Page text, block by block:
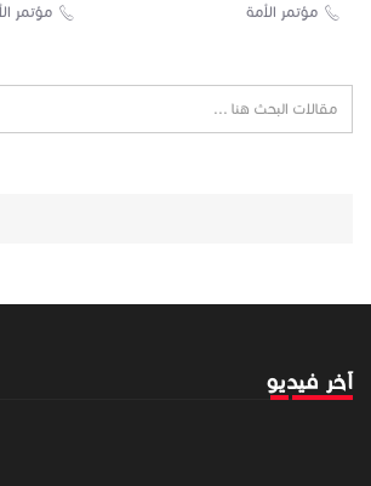
مؤتمر الأمة
مؤتمر
آخر فيديو